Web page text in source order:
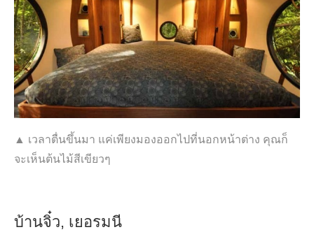
▲ เวลาตื่นขึ้นมา แค่เพียงมองออกไปที่นอกหน้าต่าง คุณก็
จะเห็นต้นไม้สีเขียวๆ
บ้านจิ๋ว, เยอรมนี